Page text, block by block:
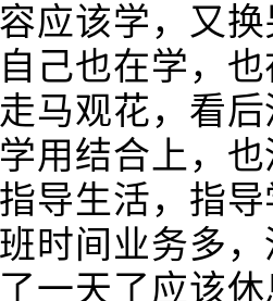
应该学，又
己也在学，
马观花，看
用结合上，
导生活，指
时间业务多
一天了应该